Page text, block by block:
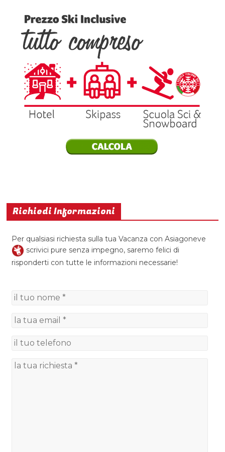
Richiedi Informazioni
Per qualsiasi richiesta sulla tua Vacanza con Asiagoneve
scrivici pure senza impegno, saremo felici di
risponderti con tutte le informazioni necessarie!